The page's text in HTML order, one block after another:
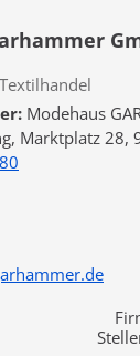
Textilhandel
Modehaus
Marktplatz 28,